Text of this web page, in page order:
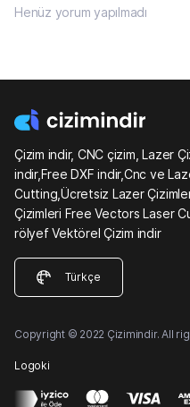
Henüz yorum yapılmadı
Çizim indir, CNC çizim, Lazer
indir,Free DXF indir,Cnc ve
Cutting,Ücretsiz Lazer
Çizimleri Free Vectors Laser
rölyef Vektörel Çizim indir
Türkçe
Copyright © 2022 Çizimindir. All
Logoki